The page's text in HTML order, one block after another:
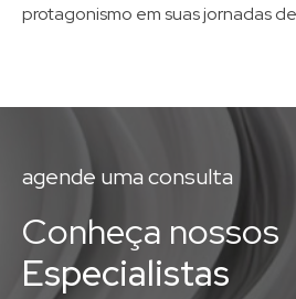
protagonismo em suas jornadas
agende uma consulta
Conheça nossos
Especialistas